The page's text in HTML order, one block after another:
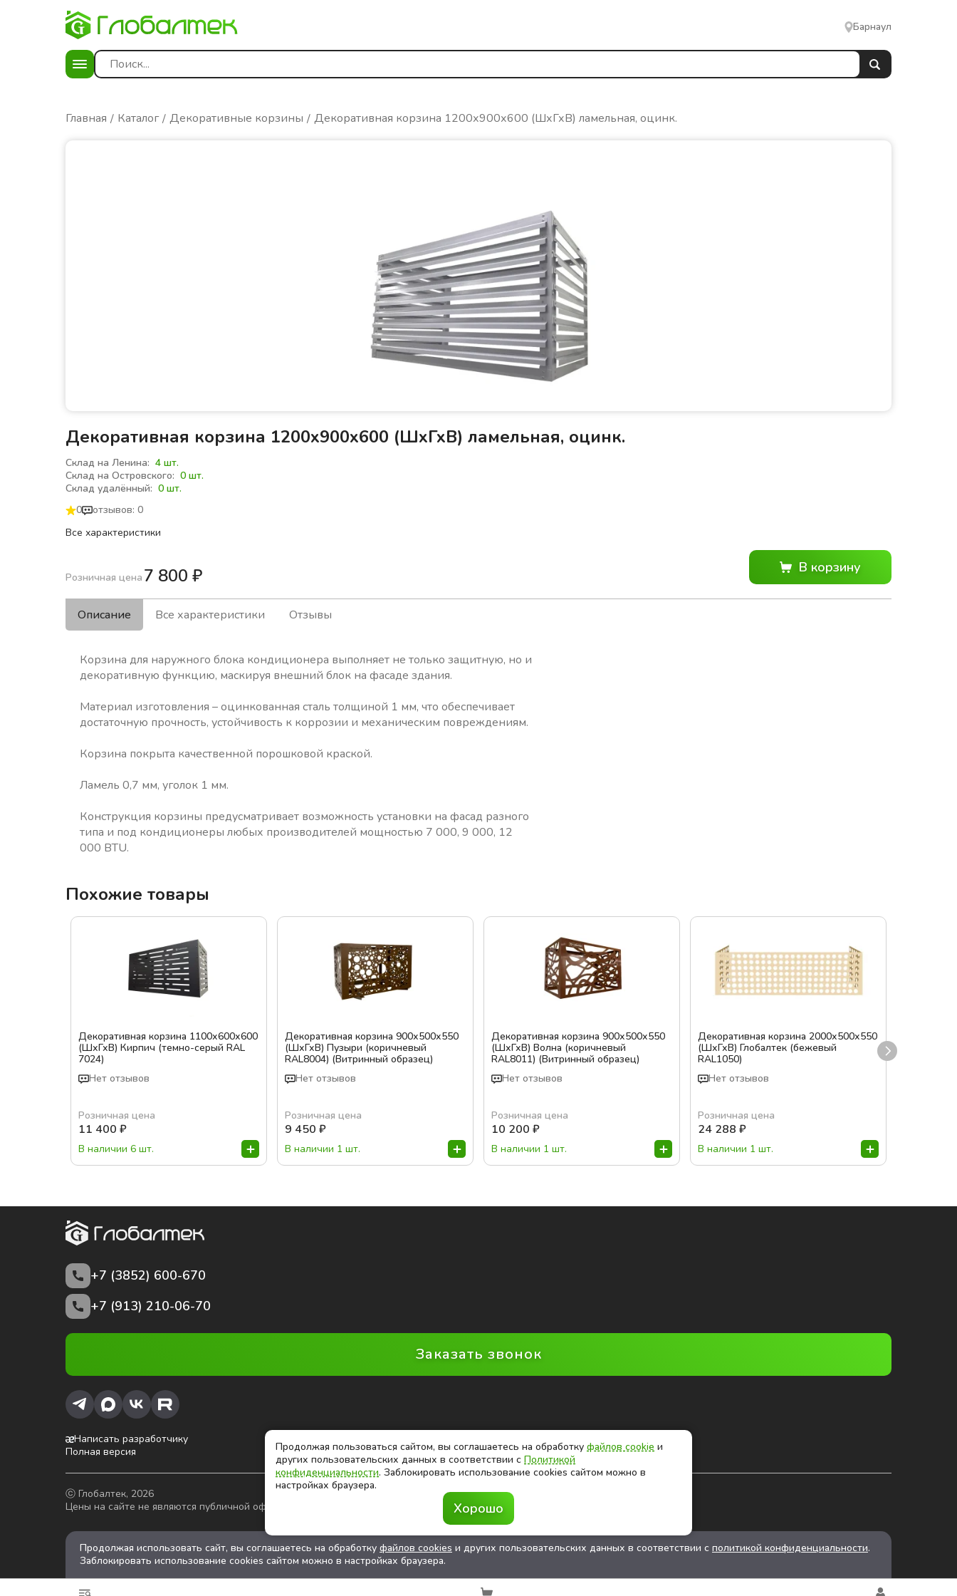
Барнаул
Главная Каталог Декоративные корзины Декоративная корзина 1200х900х600 (ШхГхВ) ламельная, оцинк.
Декоративная корзина 1200х900х600 (ШхГхВ) ламельная, оцинк.
Склад на Ленина: 4 шт.
Склад на Островского: 0 шт.
Склад удалённый: 0 шт.
0
отзывов: 0
Все характеристики
Розничная цена 7 800 ₽
Описание Все характеристики Отзывы
Корзина для наружного блока кондиционера выполняет не только защитную, но и
декоративную функцию, маскируя внешний блок на фасаде здания.
Материал изготовления – оцинкованная сталь толщиной 1 мм, что обеспечивает
достаточную прочность, устойчивость к коррозии и механическим повреждениям.
Корзина покрыта качественной порошковой краской.
Ламель 0,7 мм, уголок 1 мм.
Конструкция корзины предусматривает возможность установки на фасад разного
типа и под кондиционеры любых производителей мощностью 7 000, 9 000, 12
000 BTU.
Похожие товары
Декоративная корзина 1100х600х600
(ШхГхВ) Кирпич (темно-серый RAL
7024)
Нет отзывов
Розничная цена
11 400 ₽
В наличии 6 шт.
Декоративная корзина 900х500х550
(ШхГхВ) Пузыри (коричневый
RAL8004) (Витринный образец)
Нет отзывов
Розничная цена
9 450 ₽
В наличии 1 шт.
Декоративная корзина 900х500х550
(ШхГхВ) Волна (коричневый
RAL8011) (Витринный образец)
Нет отзывов
Розничная цена
10 200 ₽
В наличии 1 шт.
Декоративная корзина 2000х500х550
(ШхГхВ) Глобалтек (бежевый
RAL1050)
Нет отзывов
Розничная цена
24 288 ₽
В наличии 1 шт.
+7 (3852) 600-670
+7 (913) 210-06-70
Заказать звонок
Написать разработчику
Полная версия
ⓒ Глобалтек, 2026
Цены на сайте не являются публичной офертой
Продолжая использовать сайт, вы соглашаетесь на обработку файлов cookies и других пользовательских данных в соответствии с политикой конфиденциальности.
Заблокировать использование cookies сайтом можно в настройках браузера.
Продолжая пользоваться сайтом, вы соглашаетесь на обработку файлов cookie и
других пользовательских данных в соответствии с Политикой
конфиденциальности. Заблокировать использование cookies сайтом можно в
настройках браузера.
Хорошо